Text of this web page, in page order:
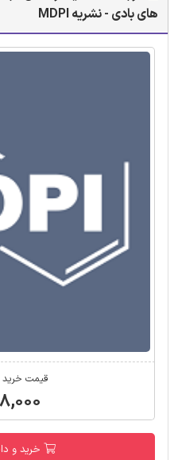
های بادی - نشریه MDPI
قیمت
خرید و